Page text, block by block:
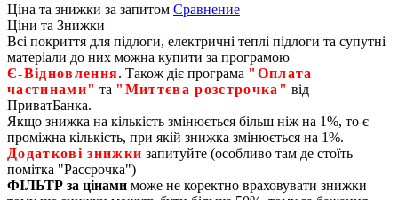
Ціна та знижки за запитом Сравнение
Ціни та Знижки
Всі покриття для підлоги, електричні теплі підлоги та супутні
матеріали до них можна купити за програмою
Є‑Відновлення. Також діє програма "Оплата
частинами" та "Миттєва розстрочка" від
ПриватБанка.
Якщо знижка на кількість змінюється більш ніж на 1%, то є
проміжна кількість, при якій знижка змінюється на 1%.
Додаткові знижки запитуйте (особливо там де стоїть
помітка "Рассрочка")
ФІЛЬТР за цінами може не коректно враховувати знижки